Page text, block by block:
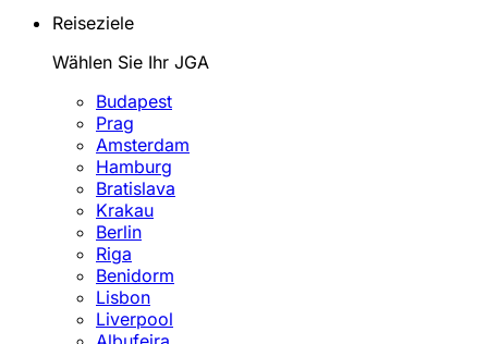
Reiseziele
Wählen Sie Ihr JGA
Budapest
Prag
Amsterdam
Hamburg
Bratislava
Krakau
Berlin
Riga
Benidorm
Lisbon
Liverpool